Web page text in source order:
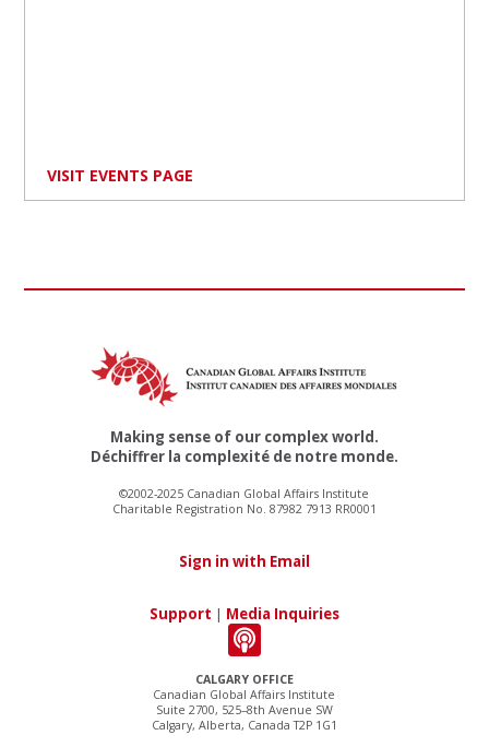
VISIT EVENTS PAGE
CALGARY OFFICE
Canadian Global Affairs Institute
Suite 2700, 525–8th Avenue SW
Calgary, Alberta, Canada T2P 1G1
Making sense of our complex world.
Déchiffrer la complexité de notre monde.
©2002-2025 Canadian Global Affairs Institute
Charitable Registration No. 87982 7913 RR0001
Sign in with Email
Support | Media Inquiries